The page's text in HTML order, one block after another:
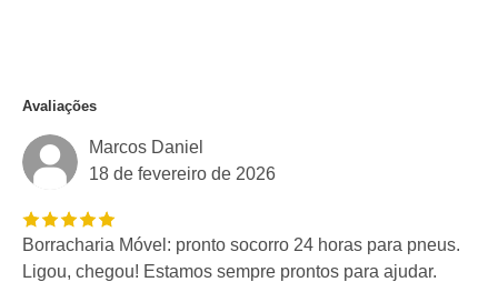
Avaliações
Marcos Daniel
18 de fevereiro de 2026
Borracharia Móvel: pronto socorro 24 horas para pneus.
Ligou, chegou! Estamos sempre prontos para ajudar.